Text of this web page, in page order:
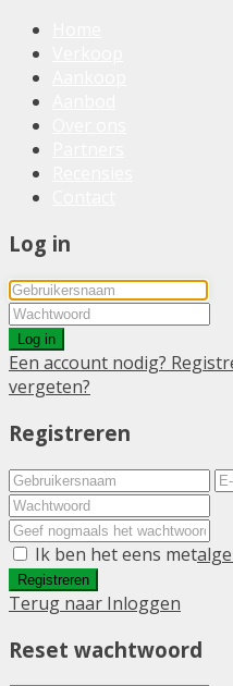
Log in
Log in
Een account nodig?
vergeten?
Registreren
Ik ben het eens met
Registreren
Terug naar Inloggen
Reset wachtwoord